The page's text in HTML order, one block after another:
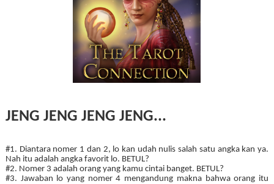
JENG JENG JENG JENG...
#1. Diantara nomer 1 dan 2, lo kan udah nulis salah satu angka kan ya.
Nah itu adalah angka favorit lo. BETUL?
#2. Nomer 3 adalah orang yang kamu cintai banget. BETUL?
#3. Jawaban lo yang nomer 4 mengandung makna bahwa orang itu